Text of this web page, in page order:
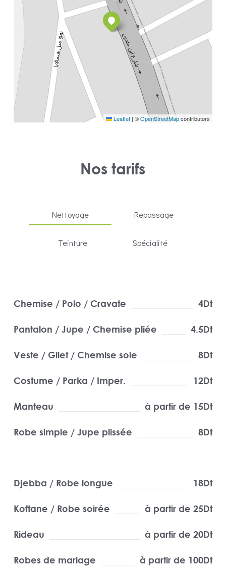
Leaflet | ©OpenStreetMapcontributors
Nos tarifs
Nettoyage Repassage
Teinture Spécialité
Chemise / Polo / Cravate 4Dt
Pantalon / Jupe / Chemise pliée 4.5Dt
Veste / Gilet / Chemise soie 8Dt
Costume / Parka / Imper. 12Dt
Manteau à partir de 15Dt
Robe simple / Jupe plissée 8Dt
Djebba / Robe longue 18Dt
Koftane / Robe soirée à partir de 25Dt
Rideau à partir de 20Dt
Robes de mariage à partir de 100Dt